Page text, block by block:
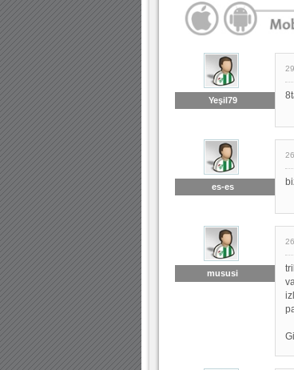
Yeşil79
es-es
mususi